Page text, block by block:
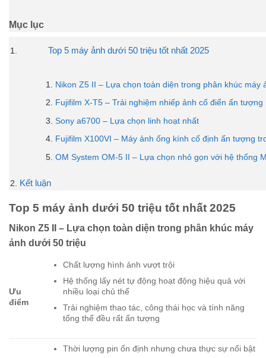
Mục lục
Top 5 máy ảnh dưới 50 triệu tốt nhất 2025
Nikon Z5 II – Lựa chọn toàn diện trong phân khúc máy
Fujifilm X-T5 – Trải nghiệm nhiếp ảnh cổ điển ấn tượng
Sony a6700 – Lựa chọn linh hoạt nhất
Fujifilm X100VI – Máy ảnh ống kính cố định ấn tượng
OM System OM-5 II – Lựa chọn nhỏ gọn với hệ thống
Kết luận
Top 5 máy ảnh dưới 50 triệu tốt nhất 2025
Nikon Z5 II – Lựa chọn toàn diện trong phân khúc máy
ảnh dưới 50 triệu
Ưu
điểm
Chất lượng hình ảnh vượt trội
Hệ thống lấy nét tự động hoạt động hiệu quả với
nhiều loại chủ thể
Trải nghiệm thao tác, công thái học và tính năng
tổng thể đều rất ấn tượng
Thời lượng pin ổn định nhưng chưa thực sự nổi bật